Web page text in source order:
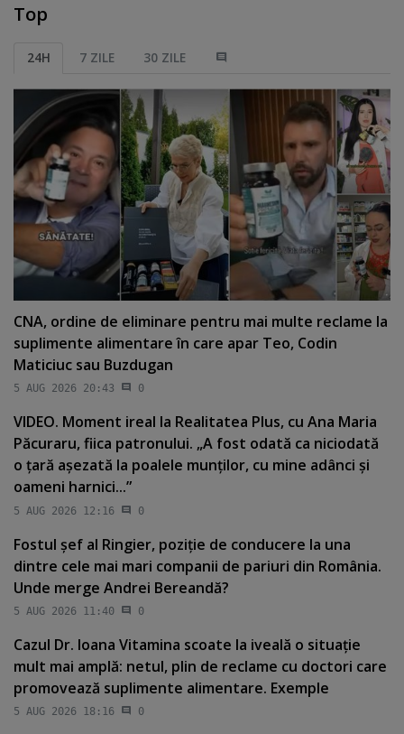
Top
24H 7 ZILE 30 ZILE
CNA, ordine de eliminare pentru mai multe reclame la
suplimente alimentare în care apar Teo, Codin
Maticiuc sau Buzdugan
5 AUG 2026 20:43 0
VIDEO. Moment ireal la Realitatea Plus, cu Ana Maria
Păcuraru, fiica patronului. „A fost odată ca niciodată
o ţară aşezată la poalele munţilor, cu mine adânci şi
oameni harnici...”
5 AUG 2026 12:16 0
Fostul şef al Ringier, poziţie de conducere la una
dintre cele mai mari companii de pariuri din România.
Unde merge Andrei Bereandă?
5 AUG 2026 11:40 0
Cazul Dr. Ioana Vitamina scoate la iveală o situaţie
mult mai amplă: netul, plin de reclame cu doctori care
promovează suplimente alimentare. Exemple
5 AUG 2026 18:16 0